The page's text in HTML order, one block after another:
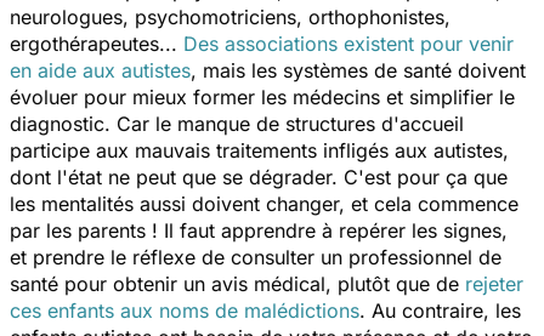
neurologues, psychomotriciens, orthophonistes,
ergothérapeutes... Des associations existent pour venir
en aide aux autistes, mais les systèmes de santé doivent
évoluer pour mieux former les médecins et simplifier le
diagnostic. Car le manque de structures d'accueil
participe aux mauvais traitements infligés aux autistes,
dont l'état ne peut que se dégrader. C'est pour ça que
les mentalités aussi doivent changer, et cela commence
par les parents ! Il faut apprendre à repérer les signes,
et prendre le réflexe de consulter un professionnel de
santé pour obtenir un avis médical, plutôt que de rejeter
ces enfants aux noms de malédictions. Au contraire, les